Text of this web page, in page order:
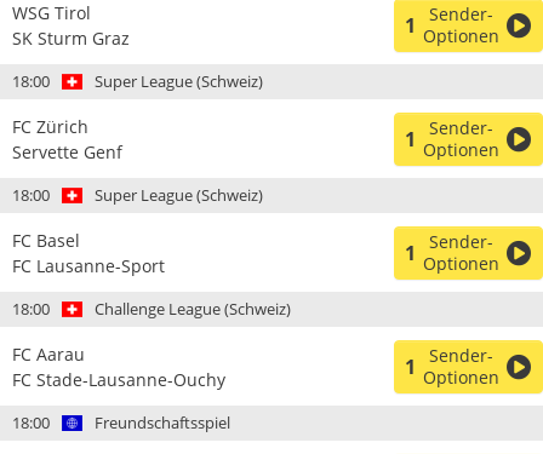
WSG Tirol
SK Sturm Graz
1
Sender-
Optionen
18:00 Super League (Schweiz)
FC Zürich
Servette Genf
1
Sender-
Optionen
18:00 Super League (Schweiz)
FC Basel
FC Lausanne-Sport
1
Sender-
Optionen
18:00 Challenge League (Schweiz)
FC Aarau
FC Stade-Lausanne-Ouchy
1
Sender-
Optionen
18:00 Freundschaftsspiel